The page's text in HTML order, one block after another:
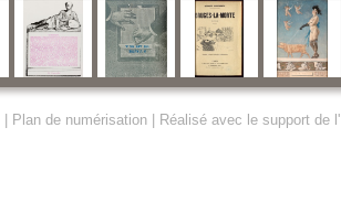
Plan de numérisation| Réalisé avec le support de l'